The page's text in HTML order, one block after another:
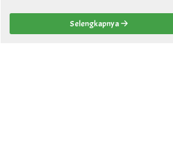
Perunggu
Selengkapnya